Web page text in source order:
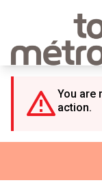
You are
action.